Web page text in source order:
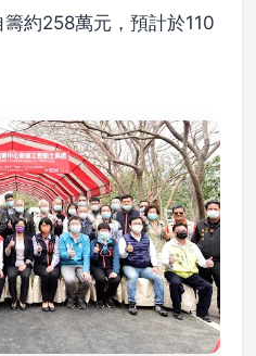
約258萬元，預計於110